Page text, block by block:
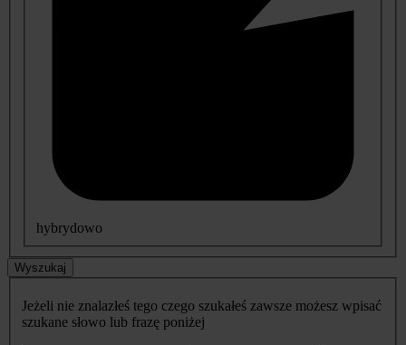
hybrydowo
Wyszukaj
Jeżeli nie znalazłeś tego czego szukałeś zawsze możesz wpisać
szukane słowo lub frazę poniżej